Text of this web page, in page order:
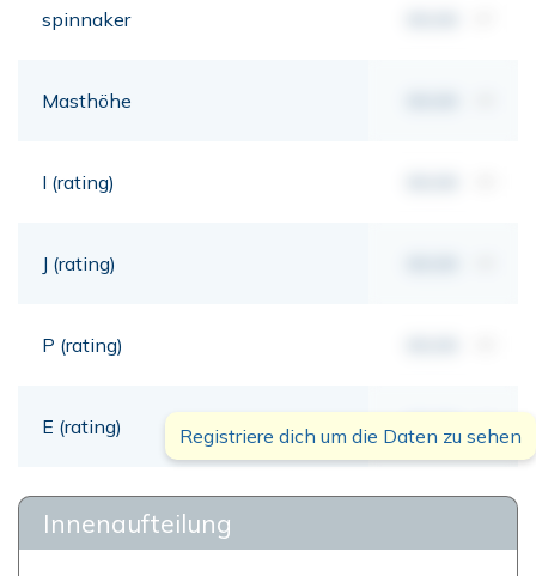
spinnaker
Masthöhe
I (rating)
J (rating)
P (rating)
E (rating) 00,00 mt
Registriere dich um die Daten zu sehen
Innenaufteilung